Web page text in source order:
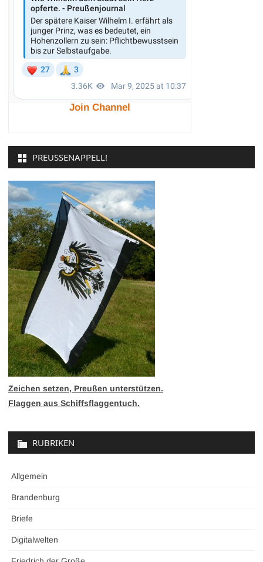
Join Channel
PREUSSENAPPELL!
Zeichen setzen, Preußen unterstützen.
Flaggen aus Schiffsflaggentuch.
RUBRIKEN
Allgemein
Brandenburg
Briefe
Digitalwelten